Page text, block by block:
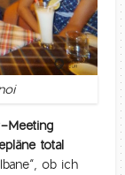
Meeting
total
ob ich